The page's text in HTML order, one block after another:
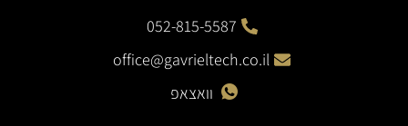
052-815-5587
office@gavrieltech.co.il
וואצאפ